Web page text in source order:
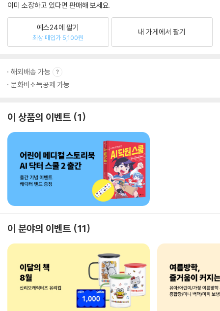
이미 소장하고 있다면 판매해 보세요.
예스24에 팔기
최상 매입가 5,100원
내 가게에서 팔기
해외배송 가능
문화비소득공제 가능
이 상품의 이벤트 1
이 분야의 이벤트 11